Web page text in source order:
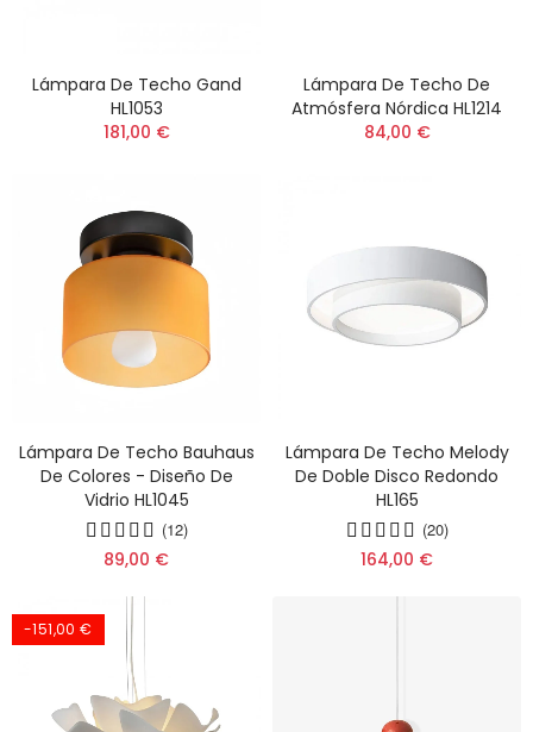
Lámpara De Techo Gand
HL1053
181,00 €
Lámpara De Techo De
Atmósfera Nórdica HL1214
84,00 €
Lámpara De Techo Bauhaus
De Colores - Diseño De
Vidrio HL1045
(12)
89,00 €
Lámpara De Techo Melody
De Doble Disco Redondo
HL165
(20)
164,00 €
-151,00 €